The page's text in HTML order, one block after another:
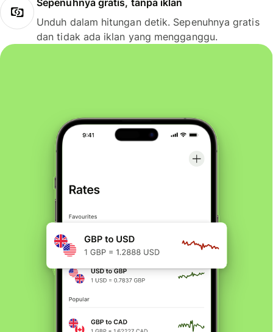
Unduh dalam hitungan detik. Sepenuhnya gratis
dan tidak ada iklan yang mengganggu.